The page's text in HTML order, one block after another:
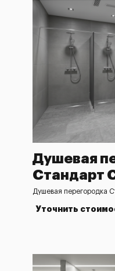
Душевая
Стандарт
Душевая перегородка
Уточнить